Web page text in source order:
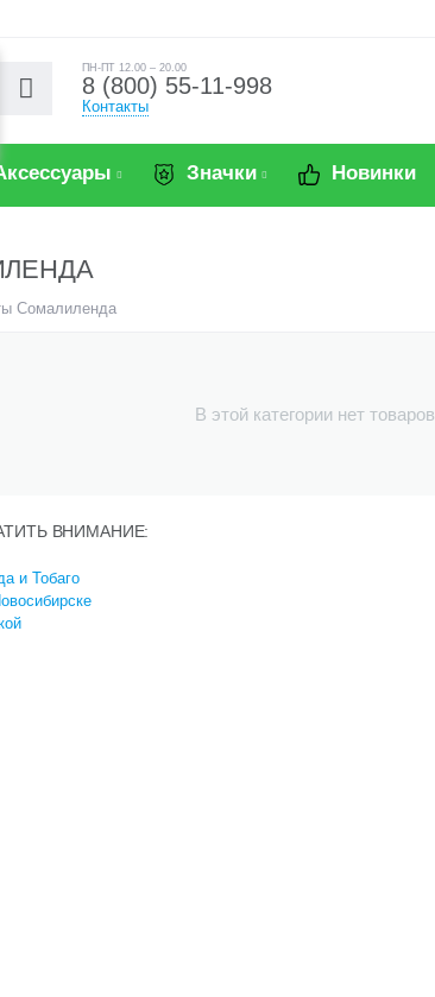
ПН-ПТ 12.00 – 20.00
8 (800) 55-11-998
Контакты
Значки Новинки
Сомалиленда
В этой категории нет товаров
ВНИМАНИЕ:
и Тобаго